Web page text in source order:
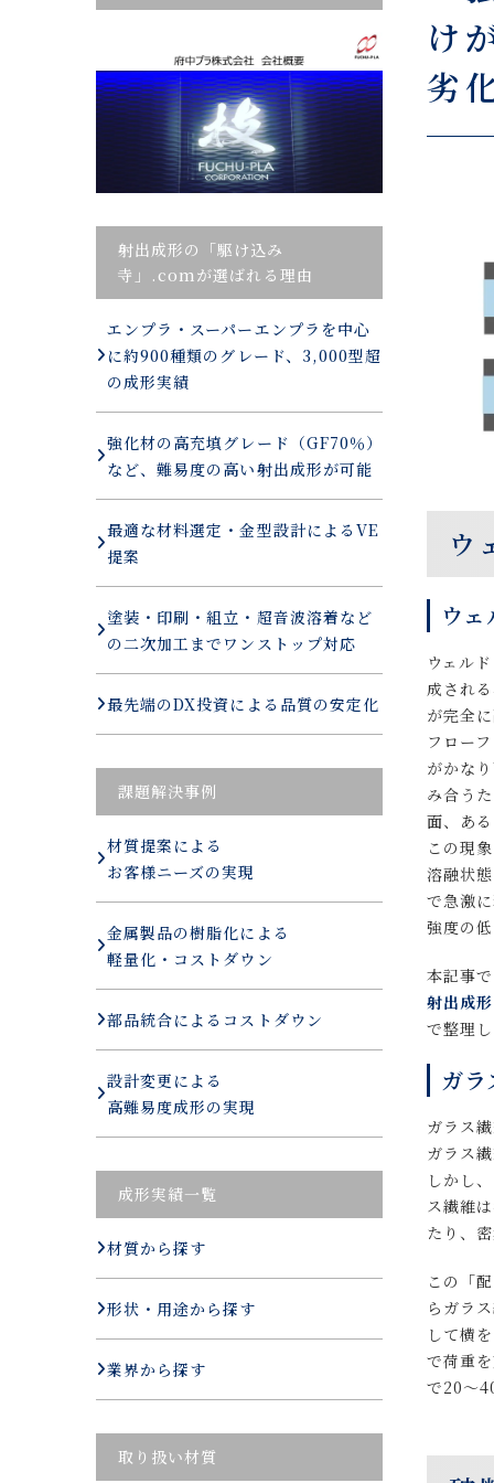
射出成形の「駆け込み
寺」.comが選ばれる理由
エンプラ・スーパーエンプラを中心
に約900種類のグレード、3,000型超
の成形実績
強化材の高充填グレード（GF70％）
など、難易度の高い射出成形が可能
最適な材料選定・金型設計によるVE
提案
塗装・印刷・組立・超音波溶着など
の二次加工までワンストップ対応
最先端のDX投資による品質の安定化
課題解決事例
材質提案による
お客様ニーズの実現
金属製品の樹脂化による
軽量化・コストダウン
部品統合によるコストダウン
設計変更による
高難易度成形の実現
成形実績一覧
材質から探す
形状・用途から探す
業界から探す
取り扱い材質
け
劣
ウ
ウ
ウェル
成され
が完全
フロー
がかな
み合う
面、あ
この現
溶融状
で急激
強度の
本記事
射出成
で整理
ガ
ガラス
ガラス
しかし
ス繊維
たり、
この「
らガラ
して横
で荷重
で20～